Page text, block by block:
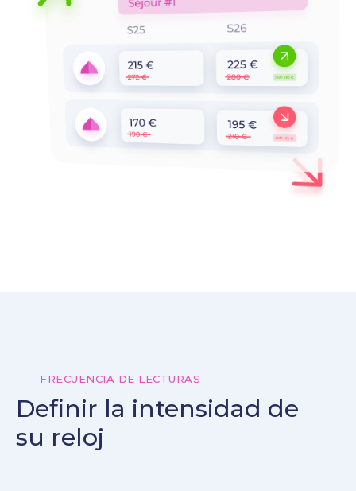
FRECUENCIA DE LECTURAS
Definir la intensidad de
su reloj